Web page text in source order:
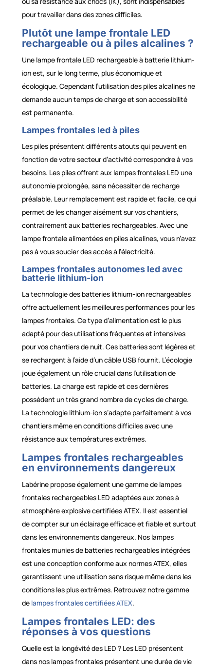
pour travailler dans des zones difficiles.
Plutôt une lampe frontale LED
rechargeable ou à piles alcalines ?
Une lampe frontale LED rechargeable à batterie lithium-
ion est, sur le long terme, plus économique et
écologique. Cependant l’utilisation des piles alcalines ne
demande aucun temps de charge et son accessibilité
est permanente.
Lampes frontales led à piles
Les piles présentent différents atouts qui peuvent en
fonction de votre secteur d’activité correspondre à vos
besoins. Les piles offrent aux lampes frontales LED une
autonomie prolongée, sans nécessiter de recharge
préalable. Leur remplacement est rapide et facile, ce qui
permet de les changer aisément sur vos chantiers,
contrairement aux batteries rechargeables. Avec une
lampe frontale alimentées en piles alcalines, vous n’avez
pas à vous soucier des accès à l’électricité.
Lampes frontales autonomes led avec
batterie lithium-ion
La technologie des batteries lithium-ion rechargeables
offre actuellement les meilleures performances pour les
lampes frontales. Ce type d’alimentation est le plus
adapté pour des utilisations fréquentes et intensives
pour vos chantiers de nuit. Ces batteries sont légères et
se rechargent à l’aide d’un câble USB fournit. L’écologie
joue également un rôle crucial dans l’utilisation de
batteries. La charge est rapide et ces dernières
possèdent un très grand nombre de cycles de charge.
La technologie lithium-ion s’adapte parfaitement à vos
chantiers même en conditions difficiles avec une
résistance aux températures extrêmes.
Lampes frontales rechargeables
en environnements dangereux
Labérine propose également une gamme de lampes
frontales rechargeables LED adaptées aux zones à
atmosphère explosive certifiées ATEX. Il est essentiel
de compter sur un éclairage efficace et fiable et surtout
dans les environnements dangereux. Nos lampes
frontales munies de batteries rechargeables intégrées
est une conception conforme aux normes ATEX, elles
garantissent une utilisation sans risque même dans les
conditions les plus extrêmes. Retrouvez notre gamme
delampes frontales certifiées ATEX.
Lampes frontales LED: des
réponses à vos questions
Quelle est la longévité des LED ? Les LED présentent
dans nos lampes frontales présentent une durée de vie